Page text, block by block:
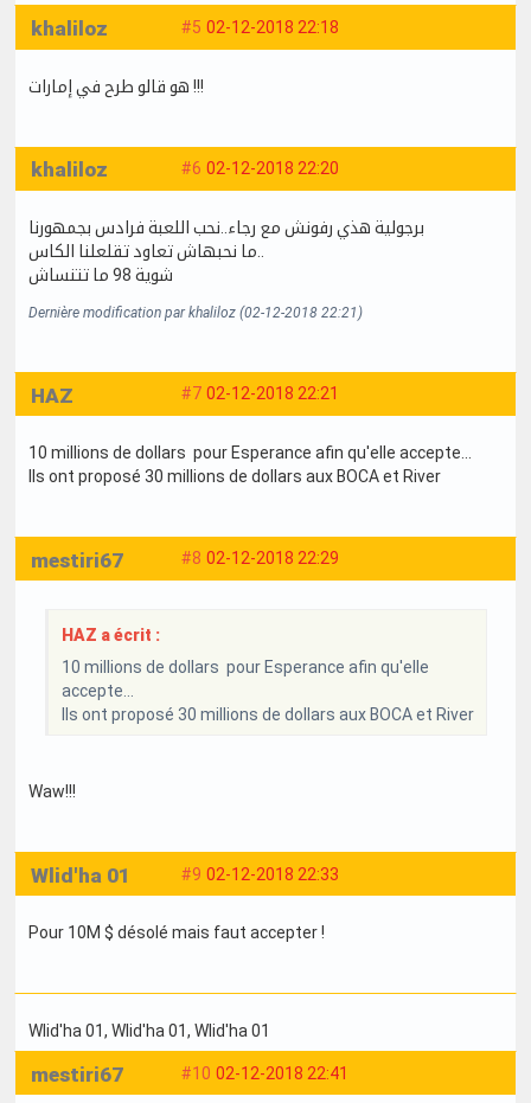
#5 02-12-2018 22:18
khaliloz
هو قالو طرح في إمارات !!!
#6 02-12-2018 22:20
khaliloz
برجولية هذي رفونش مع رجاء..نحب اللعبة فرادس بجمهورنا
شوية 98 ما تتنساش
Dernière modification par khaliloz (02-12-2018 22:21)
#7 02-12-2018 22:21
HAZ
10 millions de dollars pour Esperance afin qu'elle accepte...
Ils ont proposé 30 millions de dollars aux BOCA et River
#8 02-12-2018 22:29
mestiri67
HAZ a écrit :
10 millions de dollars pour Esperance afin qu'elle
accepte...
Ils ont proposé 30 millions de dollars aux BOCA et River
Waw!!!
#9 02-12-2018 22:33
Wlid'ha 01
Pour 10M $ désolé mais faut accepter !
Wlid'ha 01, Wlid'ha 01, Wlid'ha 01
#10 02-12-2018 22:41
mestiri67